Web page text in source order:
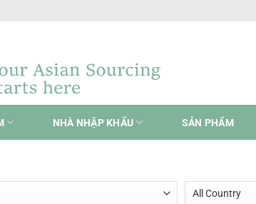
NHÀ NHẬP KHẨU SẢN PHẨM